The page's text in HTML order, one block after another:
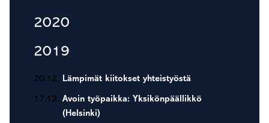
2020
2019
20.12. Lämpimät kiitokset yhteistyöstä
17.12. Avoin työpaikka: Yksikönpäällikkö
(Helsinki)